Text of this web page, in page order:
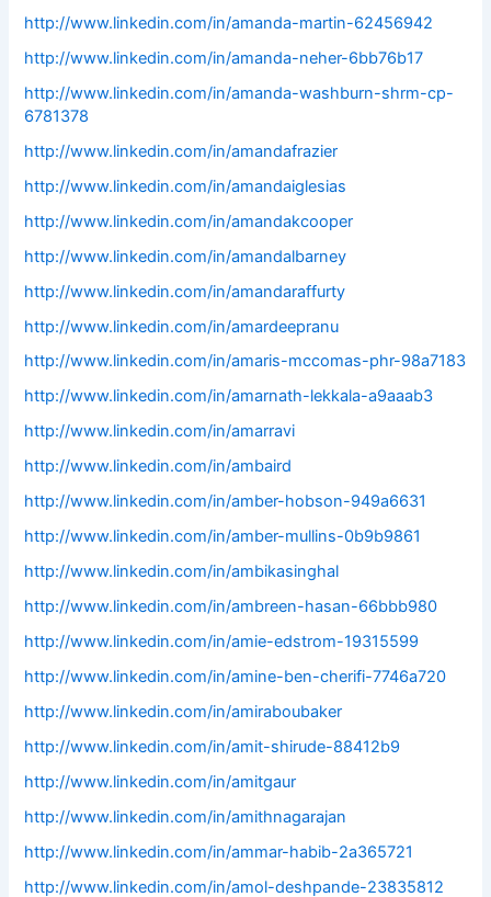
http://www.linkedin.com/in/amanda-martin-62456942
http://www.linkedin.com/in/amanda-neher-6bb76b17
http://www.linkedin.com/in/amanda-washburn-shrm-cp-
6781378
http://www.linkedin.com/in/amandafrazier
http://www.linkedin.com/in/amandaiglesias
http://www.linkedin.com/in/amandakcooper
http://www.linkedin.com/in/amandalbarney
http://www.linkedin.com/in/amandaraffurty
http://www.linkedin.com/in/amardeepranu
http://www.linkedin.com/in/amaris-mccomas-phr-98a7183
http://www.linkedin.com/in/amarnath-lekkala-a9aaab3
http://www.linkedin.com/in/amarravi
http://www.linkedin.com/in/ambaird
http://www.linkedin.com/in/amber-hobson-949a6631
http://www.linkedin.com/in/amber-mullins-0b9b9861
http://www.linkedin.com/in/ambikasinghal
http://www.linkedin.com/in/ambreen-hasan-66bbb980
http://www.linkedin.com/in/amie-edstrom-19315599
http://www.linkedin.com/in/amine-ben-cherifi-7746a720
http://www.linkedin.com/in/amiraboubaker
http://www.linkedin.com/in/amit-shirude-88412b9
http://www.linkedin.com/in/amitgaur
http://www.linkedin.com/in/amithnagarajan
http://www.linkedin.com/in/ammar-habib-2a365721
http://www.linkedin.com/in/amol-deshpande-23835812